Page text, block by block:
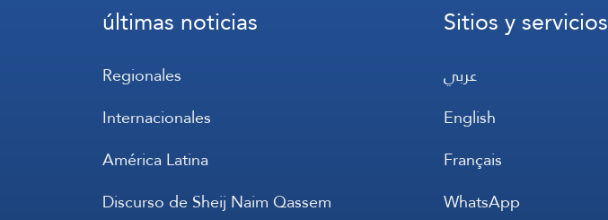
últimas noticias
Regionales
Internacionales
América Latina
Discurso de Sheij Naim Qassem
Sitios y servicios
عربي
English
Français
WhatsApp